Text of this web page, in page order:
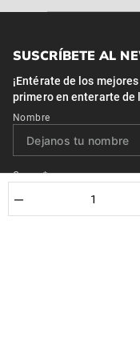
－
SUSCRÍBETE AL
¡Entérate de los
primero en enterarte
Nombre
Correo*